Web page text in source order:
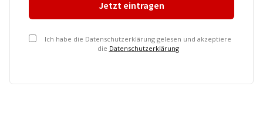
Ich habe die Datenschutzerklärung gelesen und akzeptiere
die Datenschutzerklärung